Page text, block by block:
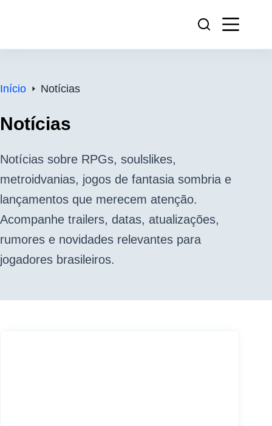
o
Início Notícias
Notícias
Notícias sobre RPGs, soulslikes,
metroidvanias, jogos de fantasia sombria e
lançamentos que merecem atenção.
Acompanhe trailers, datas, atualizações,
rumores e novidades relevantes para
jogadores brasileiros.